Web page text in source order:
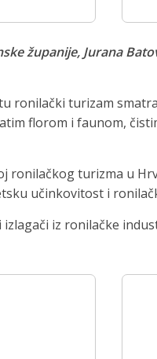
županije, Jurana
ronilački turizam
florom i faunom,
ronilačkog turizma u
učinkovitost i
iz ronilačke